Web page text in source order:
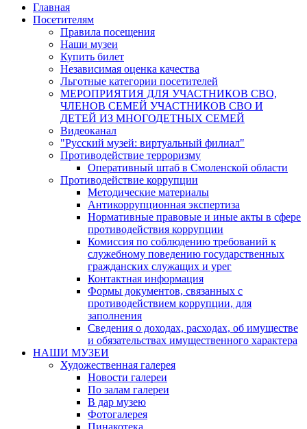
Главная
Посетителям
Правила посещения
Наши музеи
Купить билет
Независимая оценка качества
Льготные категории посетителей
МЕРОПРИЯТИЯ ДЛЯ УЧАСТНИКОВ СВО,
ЧЛЕНОВ СЕМЕЙ УЧАСТНИКОВ СВО И
ДЕТЕЙ ИЗ МНОГОДЕТНЫХ СЕМЕЙ
Видеоканал
"Русский музей: виртуальный филиал"
Противодействие терроризму
Оперативный штаб в Смоленской области
Противодействие коррупции
Методические материалы
Антикоррупционная экспертиза
Нормативные правовые и иные акты в сфере
противодействия коррупции
Комиссия по соблюдению требований к
служебному поведению государственных
гражданских служащих и урег
Контактная информация
Формы документов, связанных с
противодействием коррупции, для
заполнения
Сведения о доходах, расходах, об имуществе
и обязательствах имущественного характера
НАШИ МУЗЕИ
Художественная галерея
Новости галереи
По залам галереи
В дар музею
Фотогалерея
Пинакотека